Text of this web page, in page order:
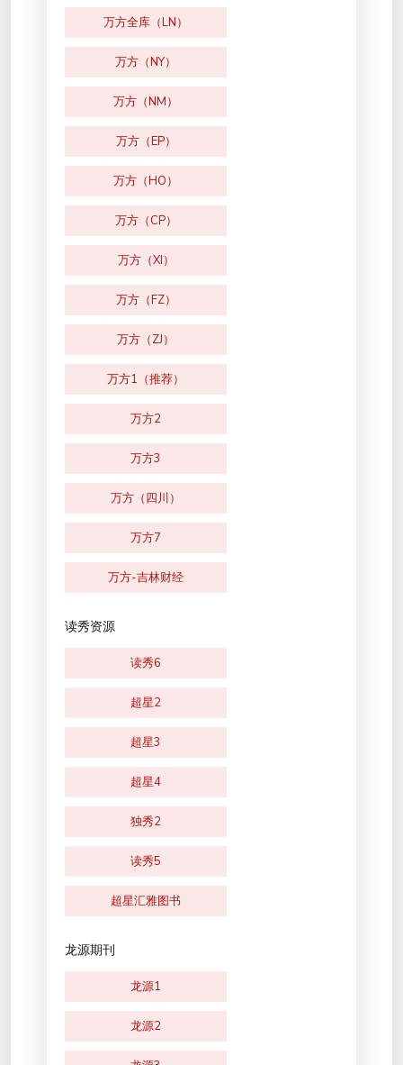
万方全库（LN）
万方（NY）
万方（NM）
万方（EP）
万方（HO）
万方（CP）
万方（XI）
万方（FZ）
万方（ZJ）
万方1（推荐）
万方2
万方3
万方（四川）
万方7
万方-吉林财经
读秀资源
读秀6
超星2
超星3
超星4
独秀2
读秀5
超星汇雅图书
龙源期刊
龙源1
龙源2